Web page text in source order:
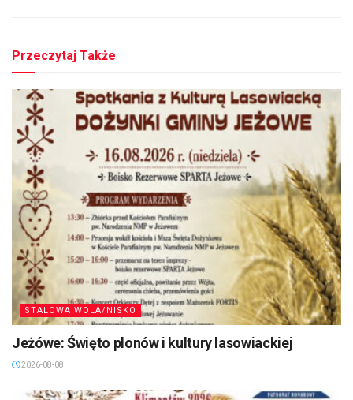
Przeczytaj Także
STALOWA WOLA/NISKO
Jeżówe: Święto plonów i kultury lasowiackiej
2026-08-08